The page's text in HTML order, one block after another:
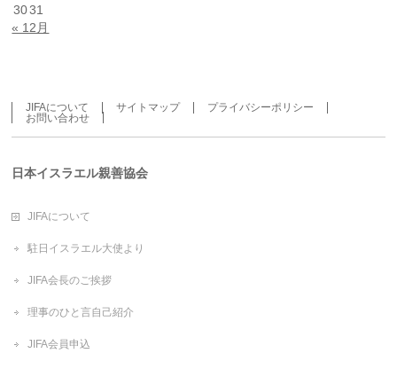
3031
« 12月
JIFAについて サイトマップ
プライバシーポリシー
お問い合わせ
日本イスラエル親善協会
JIFAについて
駐日イスラエル大使より
JIFA会長のご挨拶
理事のひと言自己紹介
JIFA会員申込